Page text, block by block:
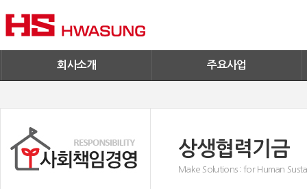
회사소개
기업IR
주요사업
상생협력기금
Make Solutions : for Human